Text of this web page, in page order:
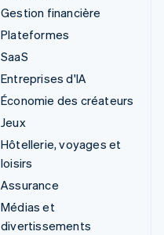
Gestion financière
Plateformes
SaaS
Entreprises d'IA
Économie des créateurs
Jeux
Hôtellerie, voyages et
loisirs
Assurance
Médias et
divertissements